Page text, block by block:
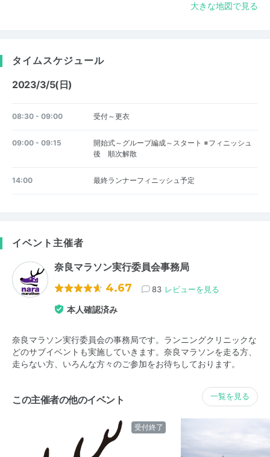
大きな地図で見る
タイムスケジュール
2023/3/5(日)
08:30 - 09:00 受付～更衣
09:00 - 09:15
開始式～グループ編成～スタート ※フィニッシュ
後 順次解散
14:00 最終ランナーフィニッシュ予定
イベント主催者
奈良マラソン実行委員会事務局
4.67 83 レビューを見る
本人確認済み
奈良マラソン実行委員会の事務局です。ランニングクリニックな
どのサブイベントも実施していきます。奈良マラソンを走る方、
走らない方、いろんな方々のご参加をお待ちしております。
この主催者の他のイベント 一覧を見る
受付終了